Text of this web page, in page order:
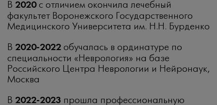
В 2020с отличием окончила лечебный
факультет Воронежского Государственного
Медицинского Университета им. Н.Н. Бурденко
В 2020-2022 обучалась в ординатуре по
специальности «Неврология» на базе
Российского Центра Неврологии и Нейронаук,
Москва
В 2022-2023 прошла профессиональную